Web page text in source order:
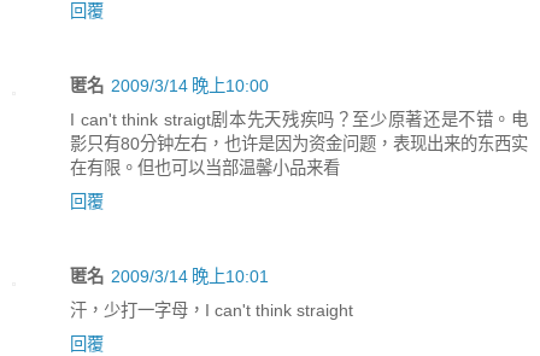
回覆
匿名 2009/3/14 晚上10:00
I can't think straigt剧本先天残疾吗？至少原著还是不错。电
影只有80分钟左右，也许是因为资金问题，表现出来的东西实
在有限。但也可以当部温馨小品来看
回覆
匿名 2009/3/14 晚上10:01
汗，少打一字母，I can't think straight
回覆